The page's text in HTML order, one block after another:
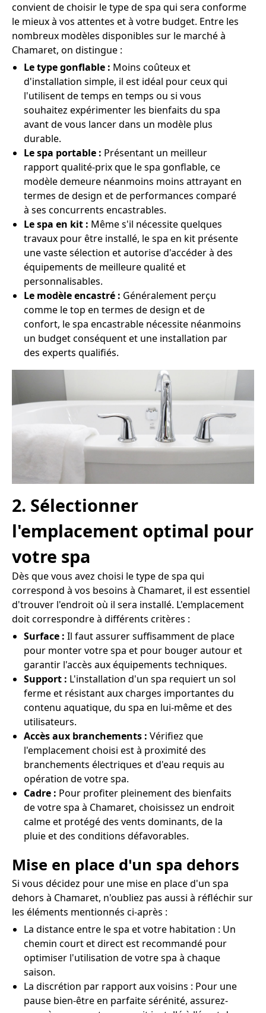
convient de choisir le type de spa qui sera conforme
le mieux à vos attentes et à votre budget. Entre les
nombreux modèles disponibles sur le marché à
Chamaret, on distingue :
Le type gonflable : Moins coûteux et
d'installation simple, il est idéal pour ceux qui
l'utilisent de temps en temps ou si vous
souhaitez expérimenter les bienfaits du spa
avant de vous lancer dans un modèle plus
durable.
Le spa portable : Présentant un meilleur
rapport qualité-prix que le spa gonflable, ce
modèle demeure néanmoins moins attrayant en
termes de design et de performances comparé
à ses concurrents encastrables.
Le spa en kit : Même s'il nécessite quelques
travaux pour être installé, le spa en kit présente
une vaste sélection et autorise d'accéder à des
équipements de meilleure qualité et
personnalisables.
Le modèle encastré : Généralement perçu
comme le top en termes de design et de
confort, le spa encastrable nécessite néanmoins
un budget conséquent et une installation par
des experts qualifiés.
2. Sélectionner
l'emplacement optimal pour
votre spa
Dès que vous avez choisi le type de spa qui
correspond à vos besoins à Chamaret, il est essentiel
d'trouver l'endroit où il sera installé. L'emplacement
doit correspondre à différents critères :
Surface : Il faut assurer suffisamment de place
pour monter votre spa et pour bouger autour et
garantir l'accès aux équipements techniques.
Support : L'installation d'un spa requiert un sol
ferme et résistant aux charges importantes du
contenu aquatique, du spa en lui-même et des
utilisateurs.
Accès aux branchements : Vérifiez que
l'emplacement choisi est à proximité des
branchements électriques et d'eau requis au
opération de votre spa.
Cadre : Pour profiter pleinement des bienfaits
de votre spa à Chamaret, choisissez un endroit
calme et protégé des vents dominants, de la
pluie et des conditions défavorables.
Mise en place d'un spa dehors
Si vous décidez pour une mise en place d'un spa
dehors à Chamaret, n'oubliez pas aussi à réfléchir sur
les éléments mentionnés ci-après :
La distance entre le spa et votre habitation : Un
chemin court et direct est recommandé pour
optimiser l'utilisation de votre spa à chaque
saison.
La discrétion par rapport aux voisins : Pour une
pause bien-être en parfaite sérénité, assurez-